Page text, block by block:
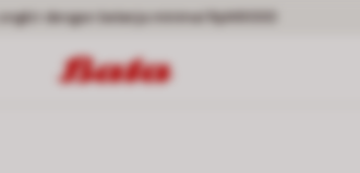
dengan belanja minimal Rp149000